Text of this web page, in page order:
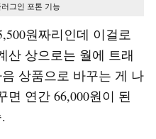
그인 포톤 기능
원짜리인데 이걸로
산 상으로는 월에 트래
상품으로 바꾸는 게 나
면 연간 66,000원이 된